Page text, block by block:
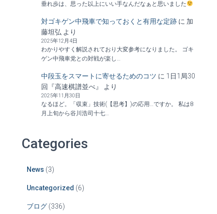
垂れ歩は、思った以上にいい手なんだなぁと思いました
対ゴキゲン中飛車で知っておくと有用な定跡 に 加
藤坦弘 より
2025年12月4日
わかりやすく解説されており大変参考になりました。 ゴキ
ゲン中飛車党との対戦が楽し…
中段玉をスマートに寄せるためのコツ に 1日1局30
回『高速棋譜並べ』
より
2025年11月30日
なるほど。「収束」技術(【思考】)の応用…ですか。 私は8
月上旬から谷川浩司十七…
Categories
News (3)
Uncategorized (6)
ブログ (336)